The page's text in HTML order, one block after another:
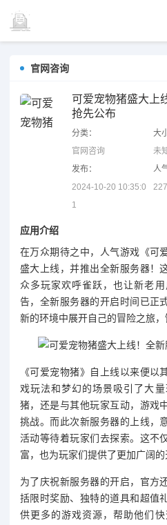
官网咨询
可爱宠物猪盛大上
抢先公布
分类：
官网咨询
大
未
发布：
2024-10-20 10:35:0
1
人
227
应用介绍
在万众期待之中，人气游戏《可
盛大上线，并推出全新服务器！
众多玩家欢呼雀跃，也让新老
告，全新服务器的开启时间已正
新的环境中展开自己的冒险之旅，
《可爱宠物猪》自上线以来便以
戏玩法和梦幻的场景吸引了大
猪，还是与其他玩家互动，游戏
挑战。而此次新服务器的上线，
活动等待着玩家们去探索。这不
富，也为玩家们提供了更加广阔的
为了庆祝新服务器的开启，官方
括限时奖励、独特的道具和超值
供更多的游戏资源，帮助他们